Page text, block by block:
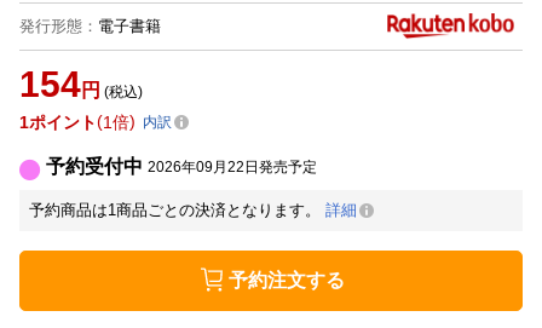
発行形態 ： 電子書籍
154円 (税込)
1ポイント 1倍 内訳
予約受付中 2026年09月22日発売予定
予約商品は1商品ごとの決済となります。 詳細
予約注文する